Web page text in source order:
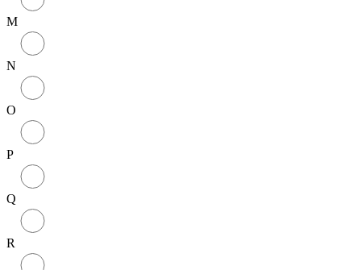
M
N
O
P
Q
R